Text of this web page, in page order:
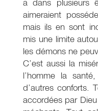
a dans plusieurs
aimeraient
mais ils en sont
mis une limite
les démons ne
C’est aussi la
l’homme la
d’autres conforts.
accordées par